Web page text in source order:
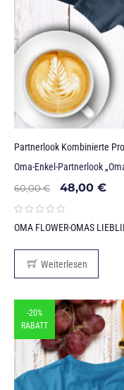
Partnerlook Kombinierte
Oma-Enkel-Partnerlook
60,00€ 48,00 €
OMA FLOWER-OMAS
Weiterlesen
-20%
RABATT